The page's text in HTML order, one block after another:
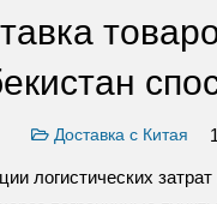
Доставка с Китая
логистических